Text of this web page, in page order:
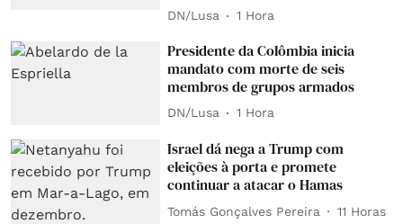
DN/Lusa 1 Hora
Presidente da Colômbia inicia
mandato com morte de seis
membros de grupos armados
DN/Lusa 1 Hora
Israel dá nega a Trump com
eleições à porta e promete
continuar a atacar o Hamas
Tomás Gonçalves Pereira 11 Horas